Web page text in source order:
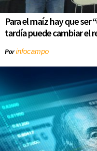
Para el maíz hay que
tardía puede cambiar el
Porinfocampo